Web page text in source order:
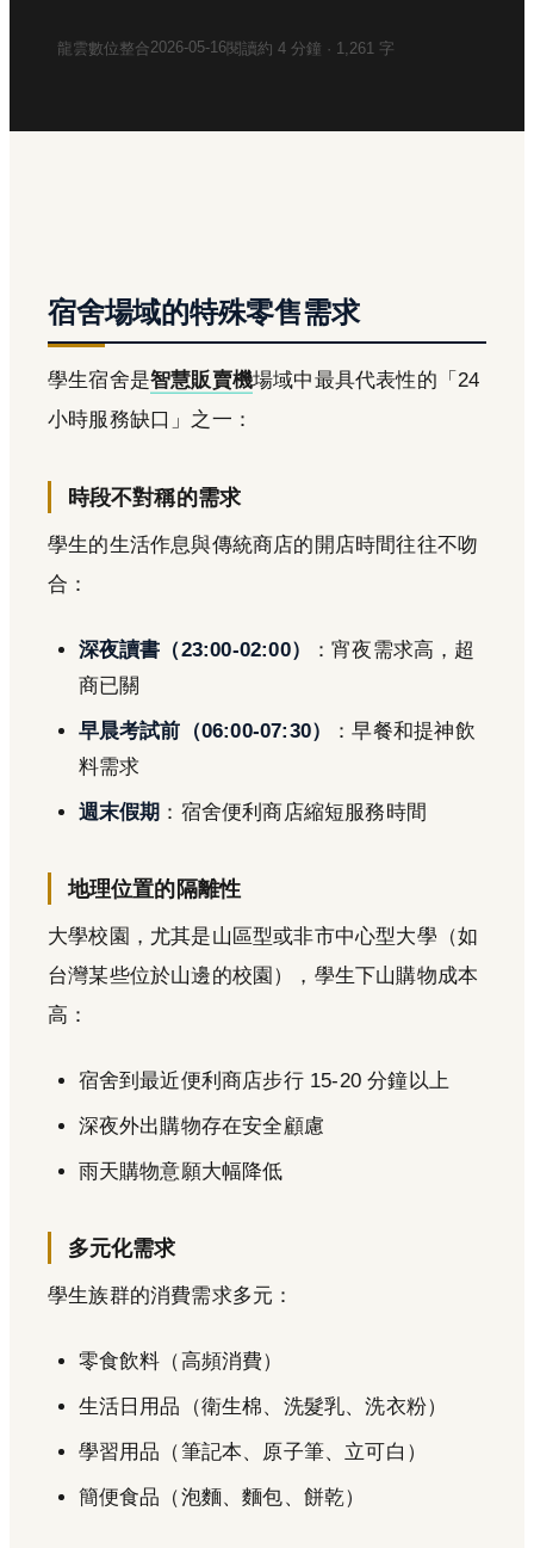
龍雲數位整合2026-05-16閱讀約 4 分鐘 · 1,261 字
宿舍場域的特殊零售需求
學生宿舍是智慧販賣機場域中最具代表性的「24
小時服務缺口」之一：
時段不對稱的需求
學生的生活作息與傳統商店的開店時間往往不吻
合：
深夜讀書（23:00-02:00）
：宵夜需求高，超
商已關
早晨考試前（06:00-07:30）
：早餐和提神飲
料需求
週末假期 ：宿舍便利商店縮短服務時間
地理位置的隔離性
大學校園，尤其是山區型或非市中心型大學（如
台灣某些位於山邊的校園），學生下山購物成本
高：
宿舍到最近便利商店步行 15-20 分鐘以上
深夜外出購物存在安全顧慮
雨天購物意願大幅降低
多元化需求
學生族群的消費需求多元：
零食飲料（高頻消費）
生活日用品（衛生棉、洗髮乳、洗衣粉）
學習用品（筆記本、原子筆、立可白）
簡便食品（泡麵、麵包、餅乾）